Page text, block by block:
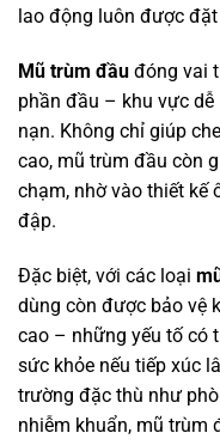
lao động luôn được
Mũ trùm đầu đóng vai
phần đầu – khu vực
nạn. Không chỉ giúp
cao, mũ trùm đầu còn
chạm, nhờ vào thiết kế
đập.
Đặc biệt, với các loại
dùng còn được bảo vệ
cao – những yếu tố có
sức khỏe nếu tiếp xúc
trường đặc thù như
nhiễm khuẩn, mũ trùm